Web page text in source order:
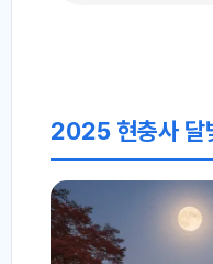
2025 현충사 달